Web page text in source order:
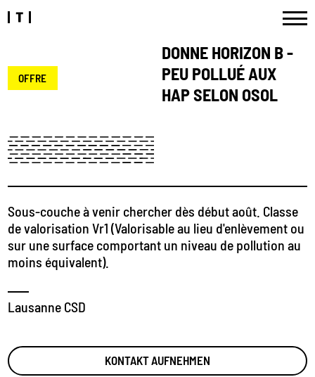
OFFRE
DONNE HORIZON B -
PEU POLLUÉ AUX
HAP SELON OSOL
Sous-couche à venir chercher dès début août. Classe
de valorisation Vr1 (Valorisable au lieu d'enlèvement ou
sur une surface comportant un niveau de pollution au
moins équivalent).
Lausanne CSD
KONTAKT AUFNEHMEN